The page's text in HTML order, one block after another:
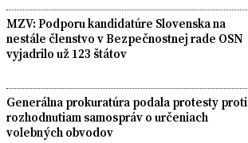
MZV: Podporu kandidatúre Slovenska na
nestále členstvo v Bezpečnostnej rade OSN
vyjadrilo už 123 štátov
Generálna prokuratúra podala protesty proti
rozhodnutiam samospráv o určeniach
volebných obvodov